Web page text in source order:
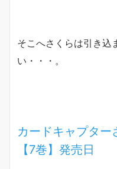
そこへさくらは引き込
い・・・。
カードキャプター
【7巻】発売日